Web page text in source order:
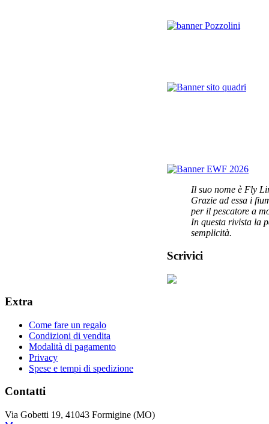
Il suo nome è Fly
Grazie ad essa i
per il pescatore a
In questa rivista la
semplicità.
Scrivici
Extra
Come fare un regalo
Condizioni di vendita
Modalità di pagamento
Privacy
Spese e tempi di spedizione
Contatti
Via Gobetti 19, 41043 Formigine (MO)